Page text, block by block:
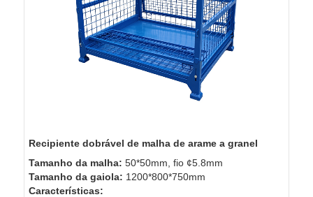
Recipiente dobrável de malha de arame a granel
Tamanho da malha:50*50mm, fio ¢5.8mm
Tamanho da gaiola: 1200*800*750mm
Características: